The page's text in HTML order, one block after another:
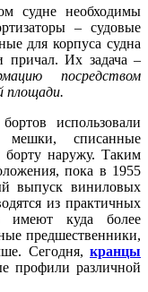
судне необходимы
– судовые
для корпуса судна
причал. Их задача –
посредством
площади.
использовали
мешки, списанные
наружу. Таким
пока в 1955
выпуск виниловых
из практичных
имеют куда более
предшественники,
Сегодня, кранцы
профили различной